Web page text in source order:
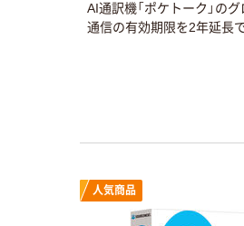
AI通訳機「ポケトーク」の
通信の有効期限を2年延長で
人気商品